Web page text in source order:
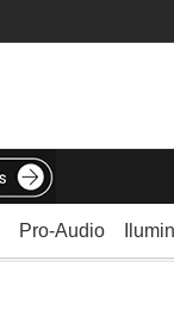
Pro-Audio